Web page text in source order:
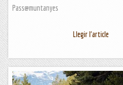
Pass@muntanyes
Llegir l'article